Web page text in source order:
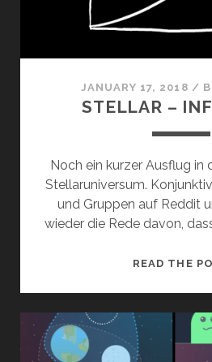
JANUARY 17, 2018 /
STELLAR –
Noch ein kurzer Ausflug in
Stellaruniversum.
und Gruppen auf Reddit
wieder die Rede davon,
READ THE